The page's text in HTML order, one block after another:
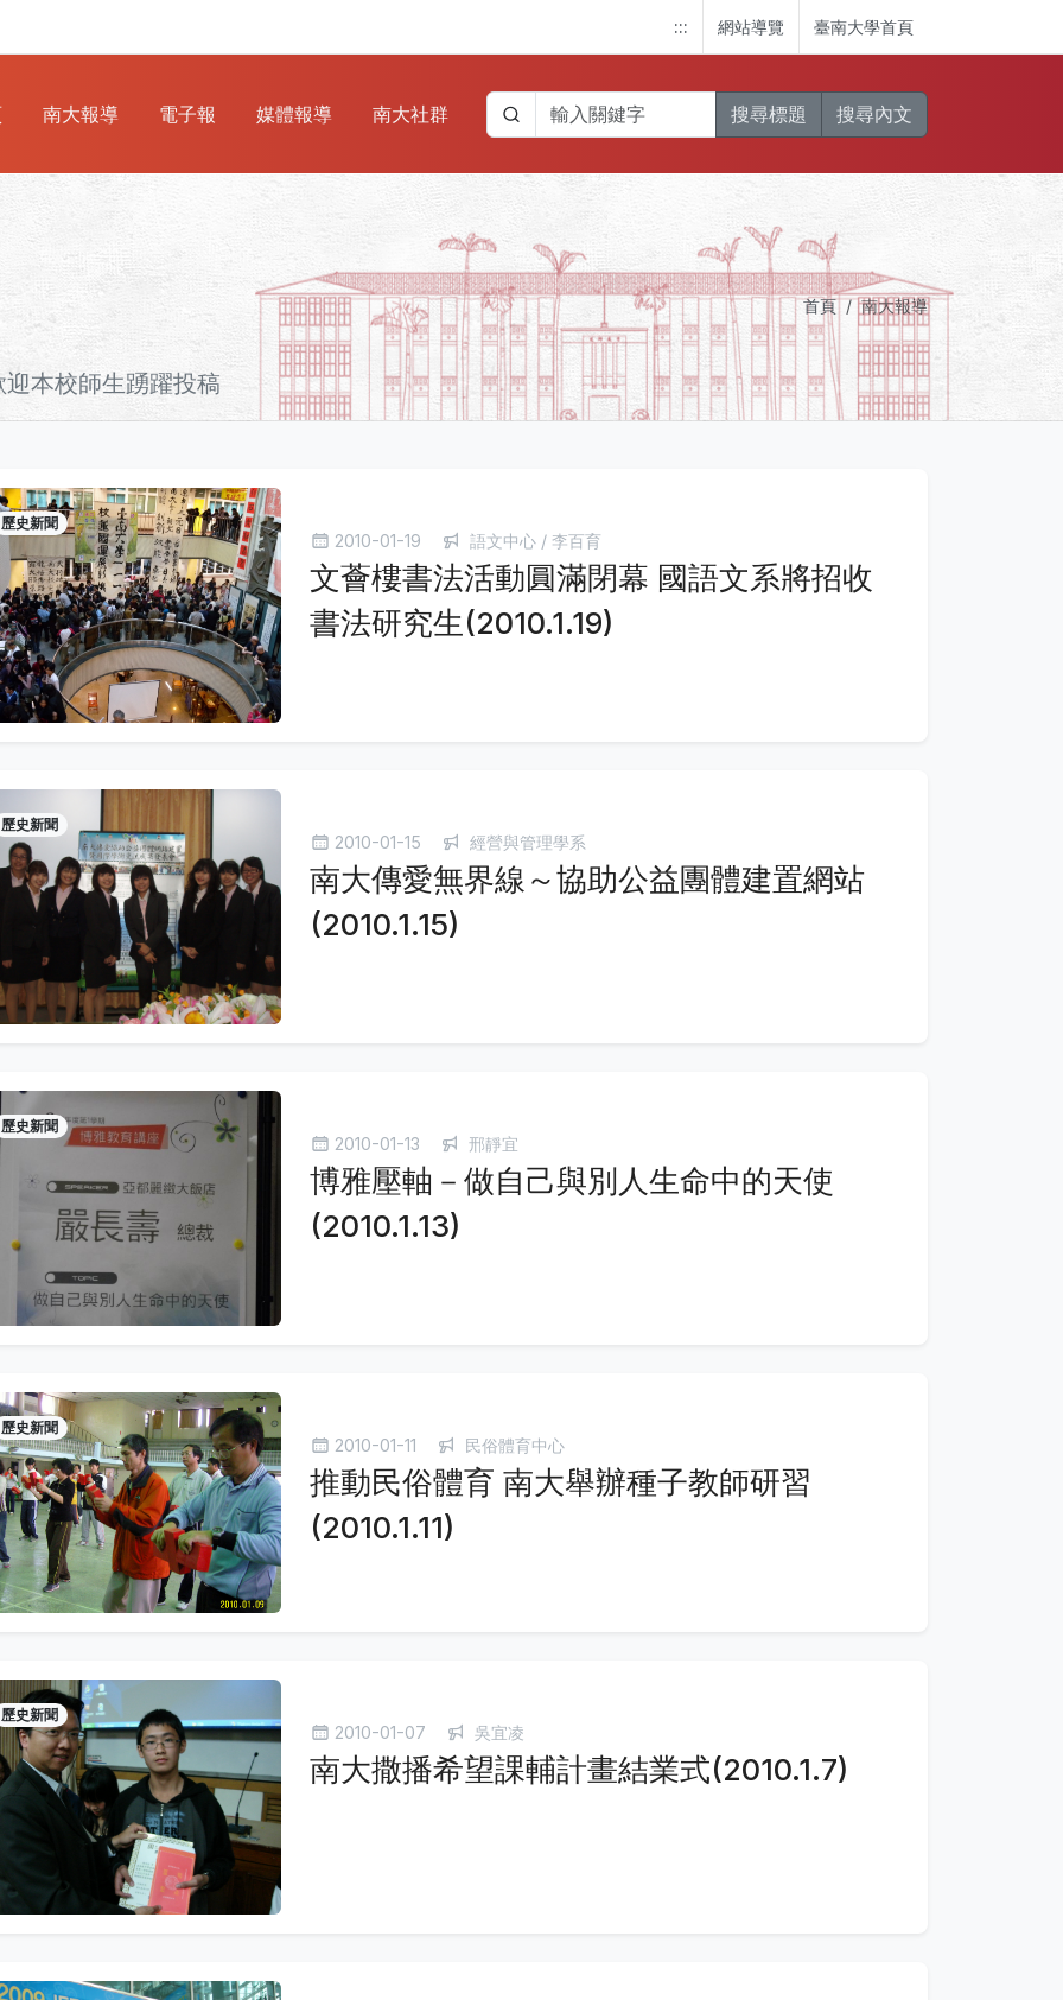
::: 網站導覽 臺南大學首頁
南大報導 電子報 媒體報導 南大社群 搜尋標題 搜尋內文
本校師生踴躍投稿
首頁 南大報導
歷史新聞
2010-01-19 語文中心 / 李百育
文薈樓書法活動圓滿閉幕 國語文系將招收
書法研究生(2010.1.19)
歷史新聞
2010-01-15 經營與管理學系
南大傳愛無界線～協助公益團體建置網站
(2010.1.15)
歷史新聞
2010-01-13 邢靜宜
博雅壓軸－做自己與別人生命中的天使
(2010.1.13)
歷史新聞
2010-01-11 民俗體育中心
推動民俗體育 南大舉辦種子教師研習
(2010.1.11)
歷史新聞
2010-01-07 吳宜凌
南大撒播希望課輔計畫結業式(2010.1.7)